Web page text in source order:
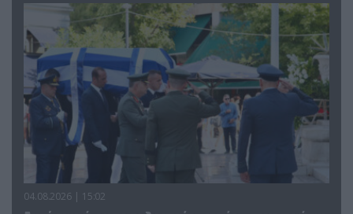
04.08.2026 | 15:02